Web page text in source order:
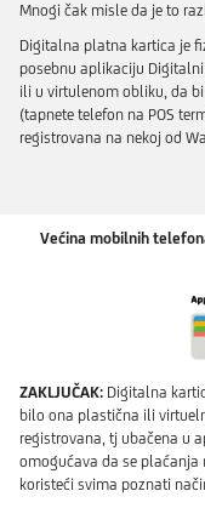
Mnogi čak misle da je to
Digitalna platna kartica je
posebnu aplikaciju
ili u virtulenom obliku, da
(tapnete telefon na POS
registrovana na nekoj od
Većina mobilnih
ZAKLJUČAK: Digitalna
bilo ona plastična ili
registrovana, tj ubačena u
omogućava da se plaćanja
koristeći svima poznati